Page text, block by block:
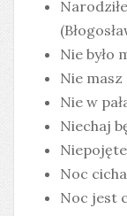
Nie było
Nie masz
Nie w
Niechaj
Noc
Noc jest